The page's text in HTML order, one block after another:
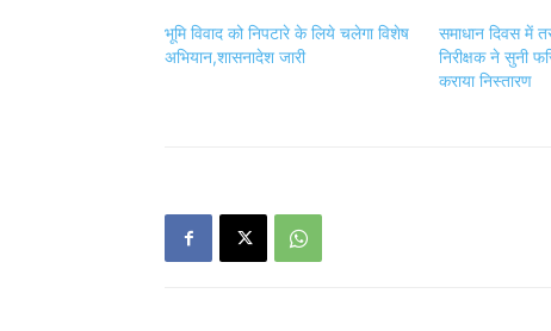
भूमि विवाद को निपटारे के लिये चलेगा विशेष
अभियान,शासनादेश जारी
समाधान दिवस में
निरीक्षक ने सुनी
कराया निस्तारण